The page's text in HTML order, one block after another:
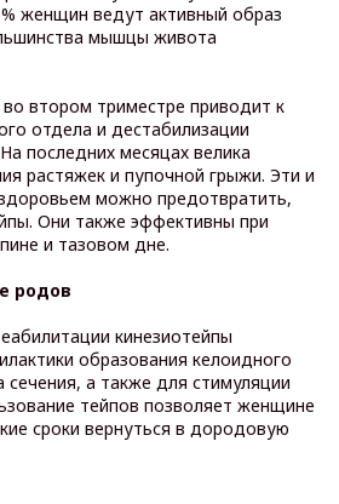
женщин ведут активный образ
мышцы живота
втором триместре приводит к
отдела и дестабилизации
последних месяцах велика
растяжек и пупочной грыжи. Эти и
можно предотвратить,
Они также эффективны при
и тазовом дне.
родов
кинезиотейпы
образования келоидного
сечения, а также для стимуляции
тейпов позволяет женщине
сроки вернуться в дородовую